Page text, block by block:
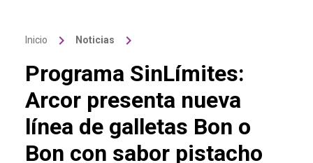
Inicio keyboard_arrow_right Noticias keyboard_arrow_right
Programa SinLímites:
Arcor presenta nueva
línea de galletas Bon o
Bon con sabor pistacho